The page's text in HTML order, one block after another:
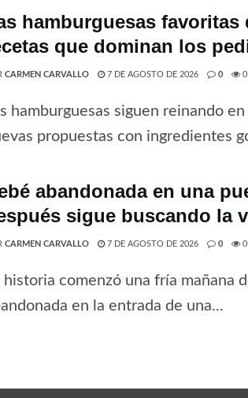
hamburguesas
que dominan los
CARMEN CARVALLO 7 DE AGOSTO DE 2026 0 0
hamburguesas siguen reinando
propuestas con ingredientes
abandonada en una
sigue buscando la
CARMEN CARVALLO 7 DE AGOSTO DE 2026 0 0
historia comenzó una fría mañana
en la entrada de una...